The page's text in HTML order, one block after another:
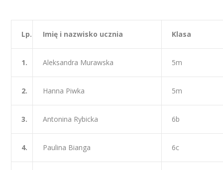
Lp. Imię i nazwisko ucznia Klasa
1. Aleksandra Murawska 5m
2. Hanna Piwka 5m
3. Antonina Rybicka 6b
4. Paulina Bianga 6c